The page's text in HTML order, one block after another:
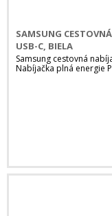
SAMSUNG
USB-C, BIELA
Samsung cestovná
Nabíjačka plná energie